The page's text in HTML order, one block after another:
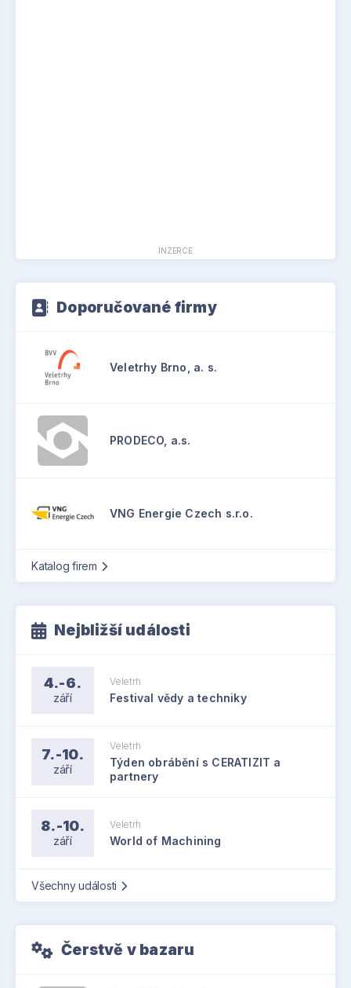
INZERCE
Doporučované firmy
Veletrhy Brno, a. s.
PRODECO, a.s.
VNG Energie Czech s.r.o.
Katalog firem
Nejbližší události
4.-6.
září
Veletrh
Festival vědy a techniky
7.-10.
září
Veletrh
Týden obrábění s CERATIZIT a
partnery
8.-10.
září
Veletrh
World of Machining
Všechny události
Čerstvě v bazaru